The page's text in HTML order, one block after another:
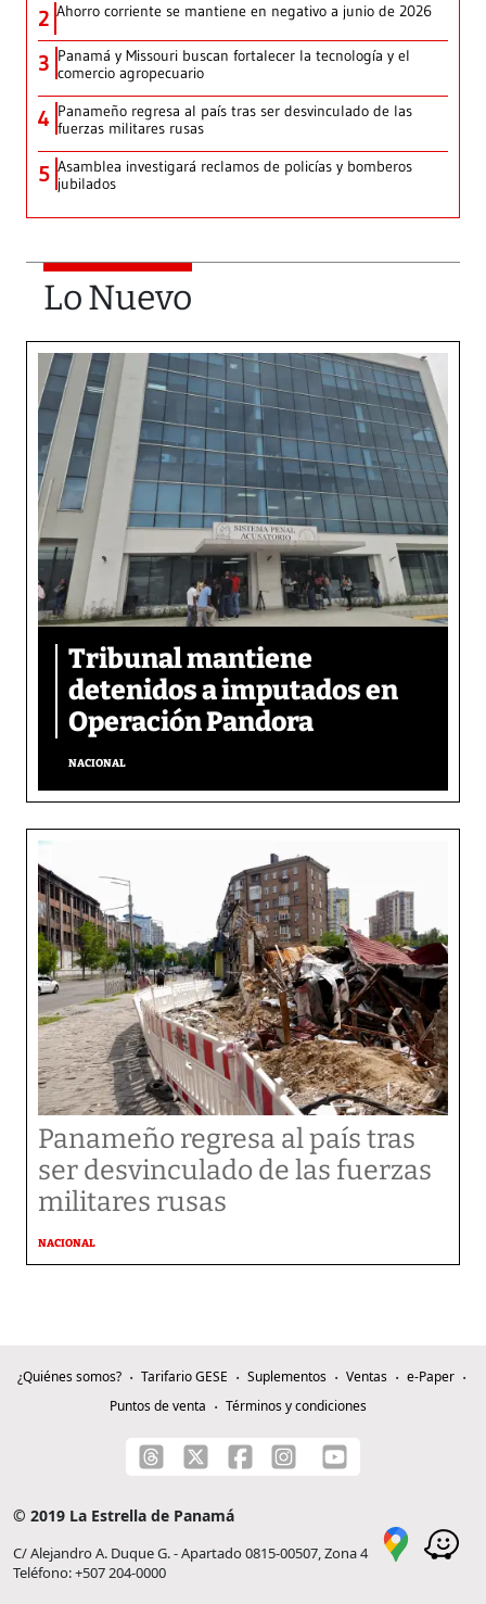
2 Ahorro corriente se mantiene en negativo a junio de 2026
3 Panamá y Missouri buscan fortalecer la tecnología y el
comercio agropecuario
4 Panameño regresa al país tras ser desvinculado de las
fuerzas militares rusas
5 Asamblea investigará reclamos de policías y bomberos
jubilados
Lo Nuevo
Tribunal mantiene
detenidos a imputados en
Operación Pandora
NACIONAL
Panameño regresa al país tras
ser desvinculado de las fuerzas
militares rusas
NACIONAL
¿Quiénes somos? Tarifario GESE Suplementos Ventas
e-Paper
Puntos de venta
Términos y condiciones
© 2019 La Estrella de Panamá
C/ Alejandro A. Duque G. - Apartado 0815-00507, Zona 4
Teléfono: +507 204-0000